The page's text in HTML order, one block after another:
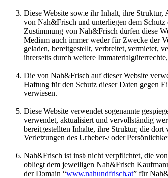
Diese Website sowie ihr Inhalt, ihre Struktur,
von Nah&Frisch und unterliegen dem Schutz
Zustimmung von Nah&Frisch dürfen diese
Medium auch immer weder für Zwecke der
geladen, bereitgestellt, verbreitet, vermietet,
ihrerseits durch weitere
Die von Nah&Frisch auf dieser Website
Haftung für den Schutz dieser Daten gegen
verwiesen.
Diese Website verwendet sogenannte
verwendet, aktualisiert und vervollständig
bereitgestellten Inhalte, ihre Struktur, die
Verletzungen des Urheber-/ oder
Nah&Frisch ist insb nicht verpflichtet, die
obliegt dem jeweiligen Nah&Frisch
der Domain “www.nahundfrisch.at” für